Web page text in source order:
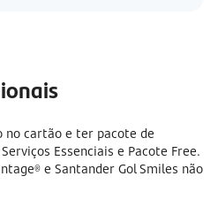
no cartão e ter pacote de
Essenciais e Pacote Free.
e Santander Gol Smiles não